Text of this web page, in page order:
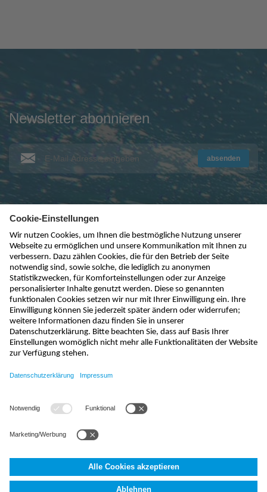
Newsletter abonnieren
absenden
kontakt@nivus.com
+49 7262 9191-0
sales@nivus.com
+49 7262 9191-794
hotline@nivus.com
+49 7262 9191-955